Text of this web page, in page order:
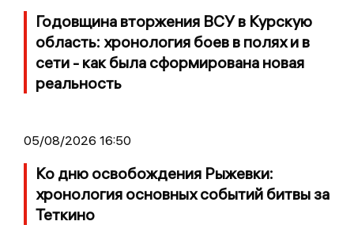
Годовщина вторжения ВСУ в Курскую
область: хронология боев в полях и в
сети - как была сформирована новая
реальность
05/08/2026 16:50
Ко дню освобождения Рыжевки:
хронология основных событий битвы за
Теткино